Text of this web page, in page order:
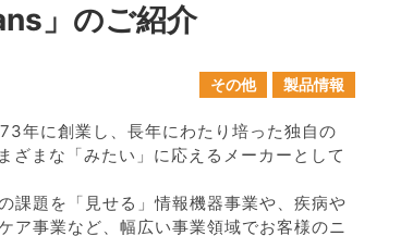
」のご紹介
その他 製品情報
年に創業し、長年にわたり培った独自の
ざまな「みたい」に応えるメーカーとして
課題を「見せる」情報機器事業や、疾病や
ア事業など、幅広い事業領域でお客様のニ